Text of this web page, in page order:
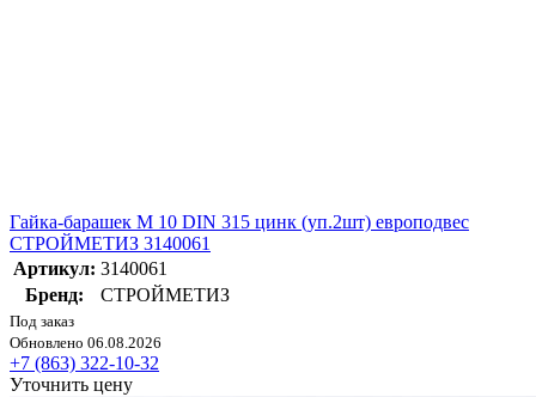
Гайка-барашек М 10 DIN 315 цинк (уп.2шт) европодвес
СТРОЙМЕТИЗ 3140061
Артикул: 3140061
Бренд:
СТРОЙМЕТИЗ
Под заказ
Обновлено 06.08.2026
+7 (863) 322-10-32
Уточнить цену